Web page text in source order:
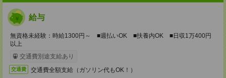
給与
無資格未経験：時給1300円～ ■週払いOK ■扶養内OK ■日収1万400円
以上
交通費別途支給あり
交通費 交通費全額支給（ガソリン代もOK！）